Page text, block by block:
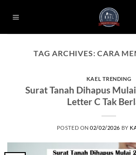
TAG ARCHIVES:CARA
KAEL TRENDING
Surat Tanah Dihapus
Letter C Tak
POSTED ON02/02/2026 BY